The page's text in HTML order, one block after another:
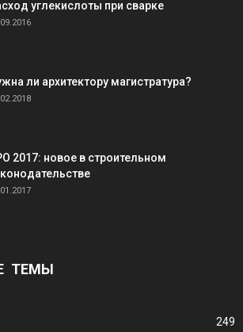
углекислоты при сварке
ли архитектору магистратура?
2017: новое в строительном
ТЕМЫ
249